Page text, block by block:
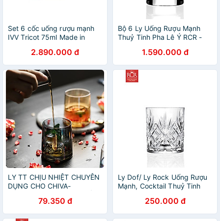
Set 6 cốc uống rượu mạnh
IVV Tricot 75ml Made in
2.890.000 đ
Bộ 6 Ly Uống Rượu Mạnh
Thuỷ Tinh Pha Lê Ý RCR -
1.590.000 đ
LY TT CHỊU NHIỆT CHUYÊN
DỤNG CHO CHIVA-
THỦY TINH CAO CẤP | CỐC
TRỤ UỐNG RƯỢU MẠNH
79.350 đ
Ly Dof/ Ly Rock Uống Rượu
Mạnh, Cocktail Thuỷ Tinh
Crystal – Melodia Dof
Tumbler 240ml
250.000 đ